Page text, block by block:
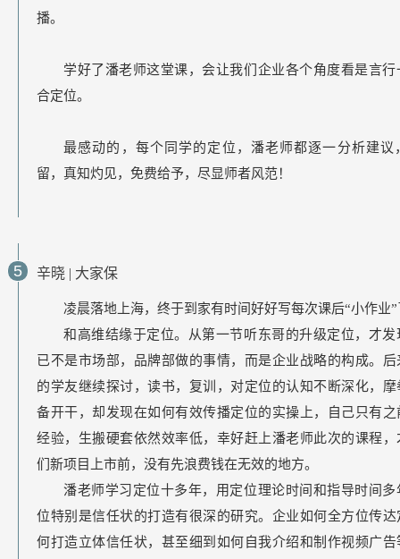
播。
学好了潘老师这堂课，会让我们企业各个角度看是言行
合定位。
最感动的，每个同学的定位，潘老师都逐一分析建议
留，真知灼见，免费给予，尽显师者风范！
5 辛晓 | 大家保
凌晨落地上海，终于到家有时间好好写每次课后“小作业
和高维结缘于定位。从第一节听东哥的升级定位，才发
已不是市场部，品牌部做的事情，而是企业战略的构成。后
的学友继续探讨，读书，复训，对定位的认知不断深化，摩
备开干，却发现在如何有效传播定位的实操上，自己只有之
经验，生搬硬套依然效率低，幸好赶上潘老师此次的课程，
们新项目上市前，没有先浪费钱在无效的地方。
潘老师学习定位十多年，用定位理论时间和指导时间多
位特别是信任状的打造有很深的研究。企业如何全方位传达
何打造立体信任状，甚至细到如何自我介绍和制作视频广告